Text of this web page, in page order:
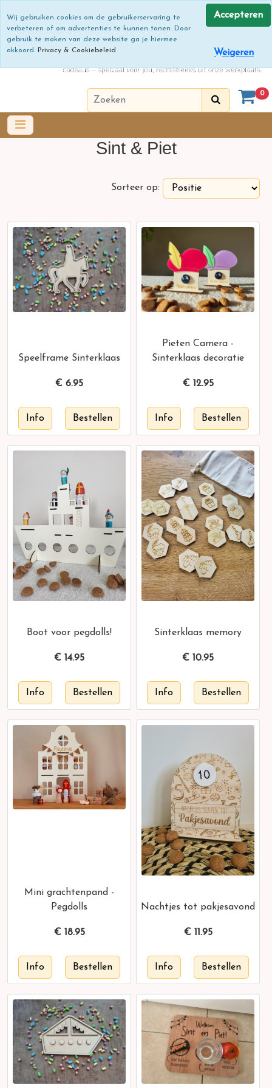
0
Sint & Piet
Sorteer op:
Speelframe Sinterklaas
€ 6.95
Pieten Camera -
Sinterklaas decoratie
€ 12.95
Boot voor pegdolls!
€ 14.95
Sinterklaas memory
€ 10.95
Mini grachtenpand -
Pegdolls
€ 18.95
Nachtjes tot pakjesavond
€ 11.95
Wij gebruiken cookies om de gebruikerservaring te
verbeteren of om advertenties te kunnen tonen. Door
gebruik te maken van deze website ga je hiermee
akkoord. Privacy & Cookiebeleid
Accepteren
Weigeren